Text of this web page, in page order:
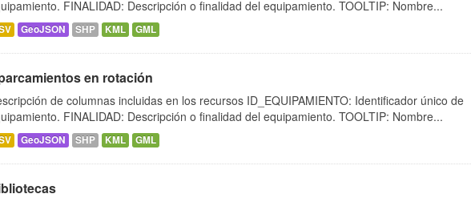
FINALIDAD: Descripción o finalidad del equipamiento. TOOLTIP: Nombre...
GeoJSON SHP KML GML
en rotación
de columnas incluidas en los recursos ID_EQUIPAMIENTO: Identificador único de
FINALIDAD: Descripción o finalidad del equipamiento. TOOLTIP: Nombre...
GeoJSON SHP KML GML